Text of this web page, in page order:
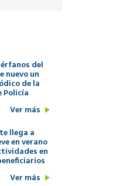
del
nuevo un
de la
Policía
Ver más
llega a
en verano
en
Ver más